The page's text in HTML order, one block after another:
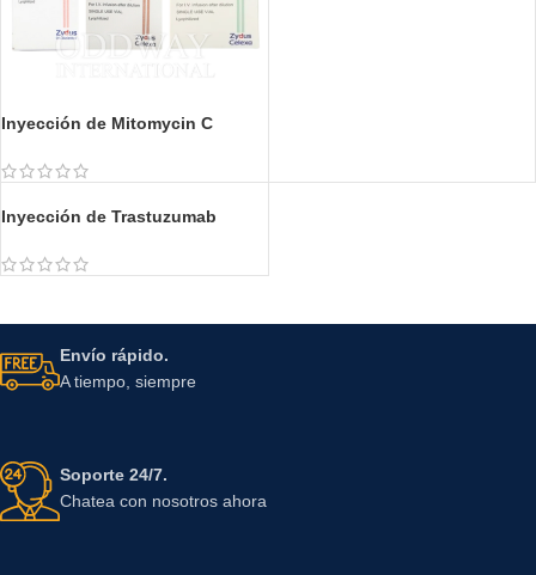
Inyección de Trastuzumab